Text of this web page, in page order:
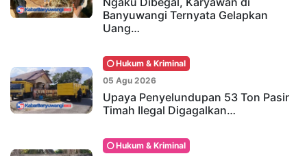
Banyuwangi Ternyata Gelapkan
Uang…
Hukum & Kriminal
05 Agu 2026
Upaya Penyelundupan 53 Ton Pasir
Timah Ilegal Digagalkan…
Hukum & Kriminal